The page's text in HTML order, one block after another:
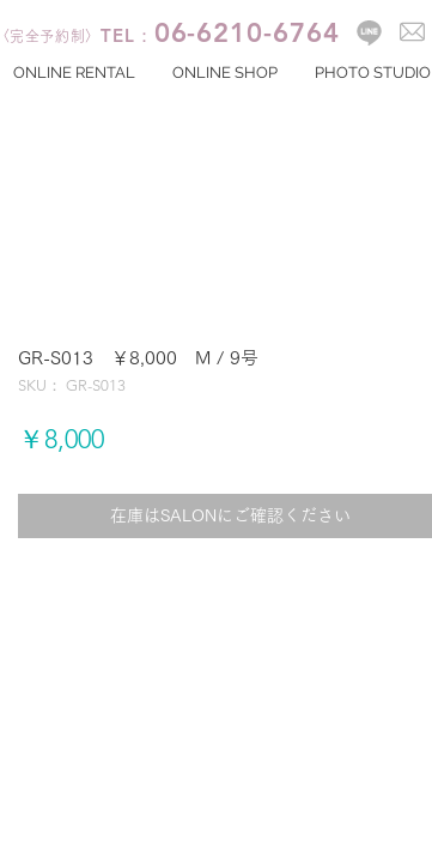
〈完全予約制〉 TEL： 06-6210-6764
ONLINE RENTAL ONLINE SHOP PHOTO STUDIO
GR-S013 ￥8,000 M / 9号
SKU： GR-S013
￥8,000価
在庫はSALONにご確認ください